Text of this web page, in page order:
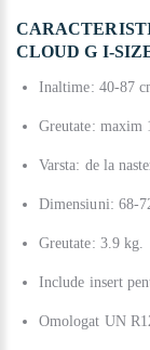
CLOUD G I-
Inaltime: 40-87
Greutate: maxim
Varsta: de la
Dimensiuni: 68-
Greutate: 3.9 kg.
Include insert
Omologat UN